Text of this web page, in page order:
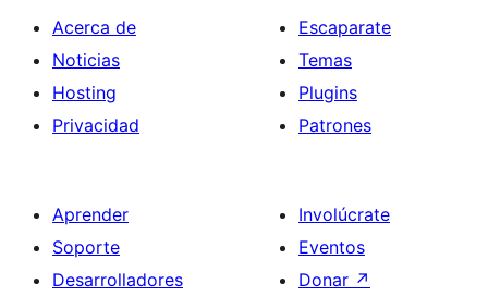
Acerca de
Noticias
Hosting
Privacidad
Escaparate
Temas
Plugins
Patrones
Aprender
Soporte
Desarrolladores
Involúcrate
Eventos
Donar ↗